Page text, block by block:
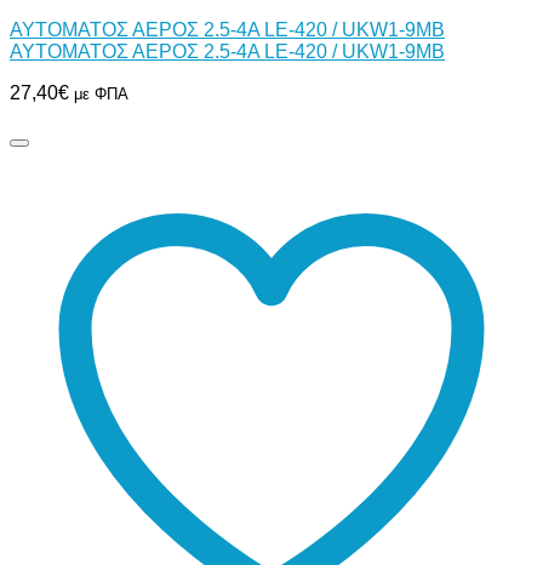
ΑΥΤΟΜΑΤΟΣ ΑΕΡΟΣ 2.5-4Α LE-420 / UKW1-9MB
ΑΥΤΟΜΑΤΟΣ ΑΕΡΟΣ 2.5-4Α LE-420 / UKW1-9MB
27,40€ με ΦΠΑ